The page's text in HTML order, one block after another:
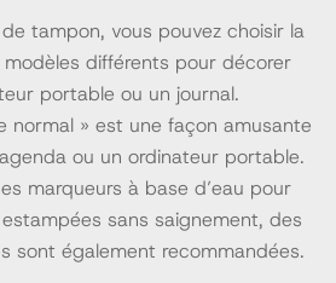
tampon, vous pouvez choisir la
différents pour décorer
portable ou un journal.
normal » est une façon amusante
ou un ordinateur portable.
marqueurs à base d’eau pour
sans saignement, des
sont également recommandées.